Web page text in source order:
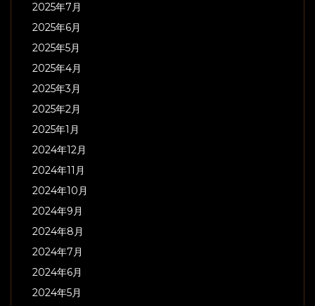
2025年7月
2025年6月
2025年5月
2025年4月
2025年3月
2025年2月
2025年1月
2024年12月
2024年11月
2024年10月
2024年9月
2024年8月
2024年7月
2024年6月
2024年5月